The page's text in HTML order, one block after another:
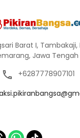
Barat I, Tambakaji,
Jawa Tengah
+6287778907101